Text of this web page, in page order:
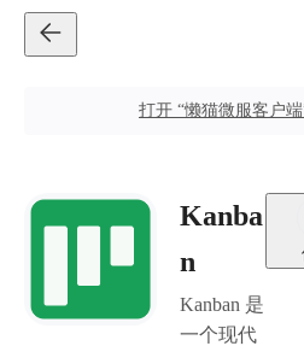
打开 “懒猫微服客户端
Kanba
n
Kanban 是
一个现代